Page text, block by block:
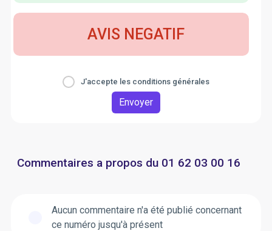
AVIS NEGATIF
J'accepte les conditions générales
Envoyer
Commentaires a propos du 01 62 03 00 16
Aucun commentaire n'a été publié concernant
ce numéro jusqu'à présent